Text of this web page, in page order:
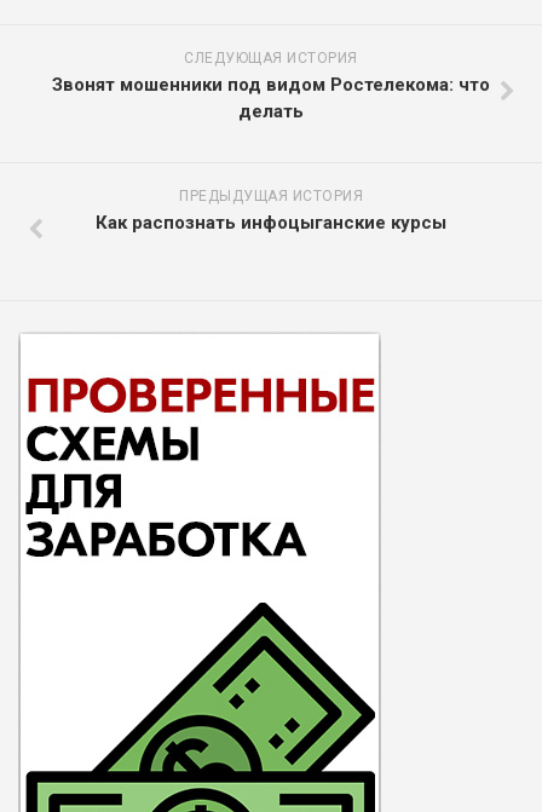
СЛЕДУЮЩАЯ ИСТОРИЯ
Звонят мошенники под видом Ростелекома: что
делать
ПРЕДЫДУЩАЯ ИСТОРИЯ
Как распознать инфоцыганские курсы